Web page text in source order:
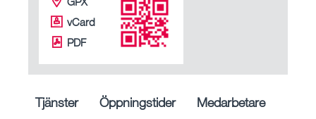
vCard
PDF
Tjänster Öppningstider Medarbetare